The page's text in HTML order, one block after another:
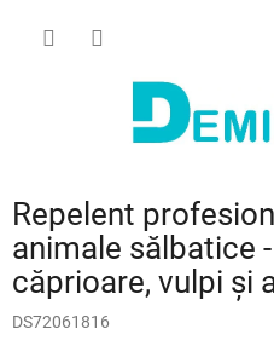
Repelent
animale sălbatice
căprioare, vulpi și
DS72061816